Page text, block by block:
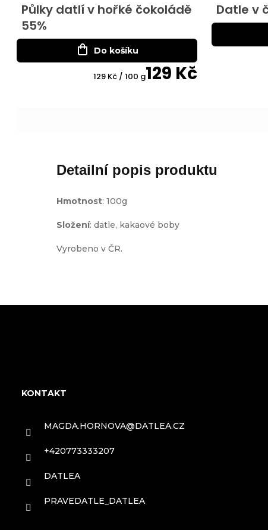
Půlky datlí v hořké čokoládě
55%
129 Kč
Měrná
129 Kč / 100 g
Do košíku
Datle v
Detailní popis produktu
Hmotnost: 100g
Složení: datle, kakaové boby
Vyrobeno v ČR.
KONTAKT
MAGDA.HORNOVA@DATLEA.CZ
+420773333207
DATLEA
PRAVEDATLE_DATLEA